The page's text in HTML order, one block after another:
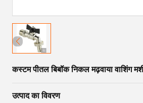
कस्टम पीतल बिबॉक निकल मढ़वाया वाशिंग
उत्पाद का विवरण